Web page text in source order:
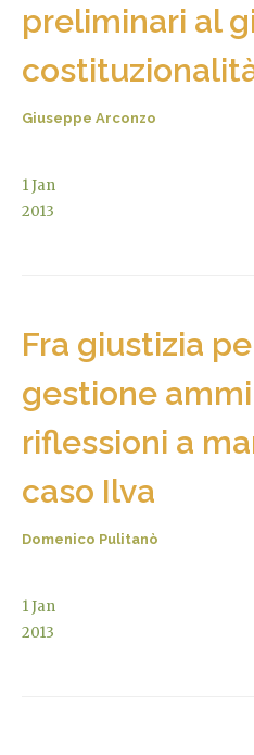
preliminari al
Giuseppe Arconzo
1Jan
2013
Fra giustizia
gestione
riflessioni a
caso Ilva
Domenico Pulitanò
1Jan
2013